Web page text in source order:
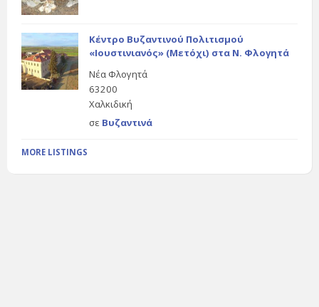
Κέντρο Βυζαντινού Πολιτισμού
«Ιουστινιανός» (Μετόχι) στα Ν. Φλογητά
Νέα Φλογητά
63200
Χαλκιδική
σε Βυζαντινά
MORE LISTINGS